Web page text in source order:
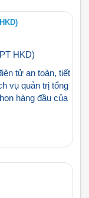
tử an toàn, tiết
vụ quản trị tổng
hàng đầu của